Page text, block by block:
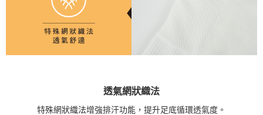
透氣網狀織法
特殊網狀織法增強排汗功能，提升足底循環透氣度。